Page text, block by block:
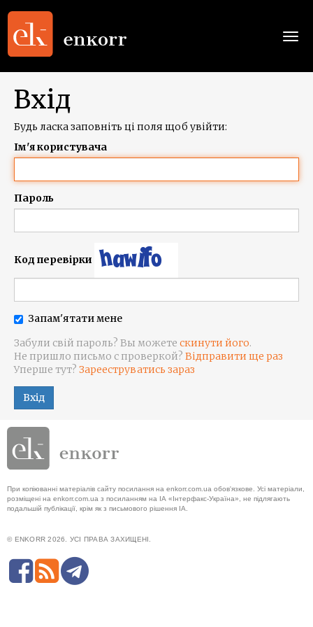
Вхід
Будь ласка заповніть ці поля щоб увійти:
Ім'я користувача
Пароль
Код перевірки
Запам'ятати мене
Забули свій пароль? Вы можете скинути його.
Не пришло письмо с проверкой? Відправити ще раз
Уперше тут? Зарееструватись зараз
Вхід
При копіюванні матеріалів сайту посилання на enkorr.com.ua обов'язкове. Усі матеріали,
розміщені на enkorr.com.ua з посиланням на ІА «Інтерфакс-Україна», не підлягають
подальшій публікації, крім як з письмового рішення ІА.
© ENKORR 2026. УСІ ПРАВА ЗАХИЩЕНІ.